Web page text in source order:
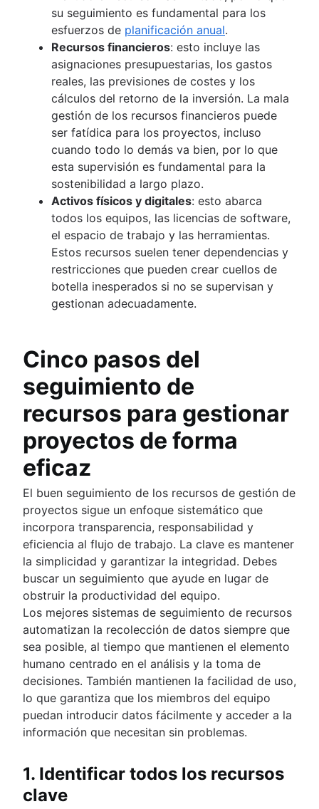
su seguimiento es fundamental para los
esfuerzos de planificación anual.
Recursos financieros: esto incluye las
asignaciones presupuestarias, los gastos
reales, las previsiones de costes y los
cálculos del retorno de la inversión. La mala
gestión de los recursos financieros puede
ser fatídica para los proyectos, incluso
cuando todo lo demás va bien, por lo que
esta supervisión es fundamental para la
sostenibilidad a largo plazo.
Activos físicos y digitales: esto abarca
todos los equipos, las licencias de software,
el espacio de trabajo y las herramientas.
Estos recursos suelen tener dependencias y
restricciones que pueden crear cuellos de
botella inesperados si no se supervisan y
gestionan adecuadamente.
Cinco pasos del
seguimiento de
recursos para gestionar
proyectos de forma
eficaz
El buen seguimiento de los recursos de gestión de
proyectos sigue un enfoque sistemático que
incorpora transparencia, responsabilidad y
eficiencia al flujo de trabajo. La clave es mantener
la simplicidad y garantizar la integridad. Debes
buscar un seguimiento que ayude en lugar de
obstruir la productividad del equipo.
Los mejores sistemas de seguimiento de recursos
automatizan la recolección de datos siempre que
sea posible, al tiempo que mantienen el elemento
humano centrado en el análisis y la toma de
decisiones. También mantienen la facilidad de uso,
lo que garantiza que los miembros del equipo
puedan introducir datos fácilmente y acceder a la
información que necesitan sin problemas.
1. Identificar todos los recursos
clave